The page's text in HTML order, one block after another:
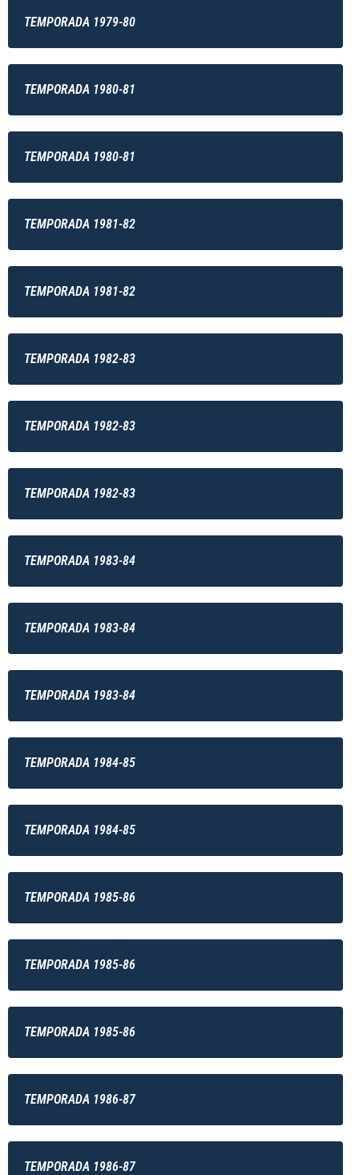
TEMPORADA 1979-80
TEMPORADA 1980-81
TEMPORADA 1980-81
TEMPORADA 1981-82
TEMPORADA 1981-82
TEMPORADA 1982-83
TEMPORADA 1982-83
TEMPORADA 1982-83
TEMPORADA 1983-84
TEMPORADA 1983-84
TEMPORADA 1983-84
TEMPORADA 1984-85
TEMPORADA 1984-85
TEMPORADA 1985-86
TEMPORADA 1985-86
TEMPORADA 1985-86
TEMPORADA 1986-87
TEMPORADA 1986-87